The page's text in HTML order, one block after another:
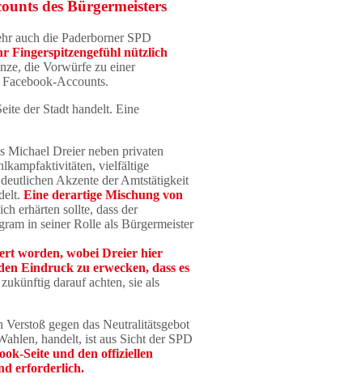
des Bürgermeisters
auch die Paderborner SPD
Fingerspitzengefühl nützlich
die Vorwürfe zu einer
Accounts.
der Stadt handelt. Eine
Michael Dreier neben privaten
vielfältige
Akzente der Amtstätigkeit
Eine derartige Mischung von
erhärten sollte, dass der
in seiner Rolle als Bürgermeister
worden, wobei Dreier hier
Eindruck zu erwecken, dass es
darauf achten, sie als
gegen das Neutralitätsgebot
handelt, ist aus Sicht der SPD
Seite und den offiziellen
erforderlich.